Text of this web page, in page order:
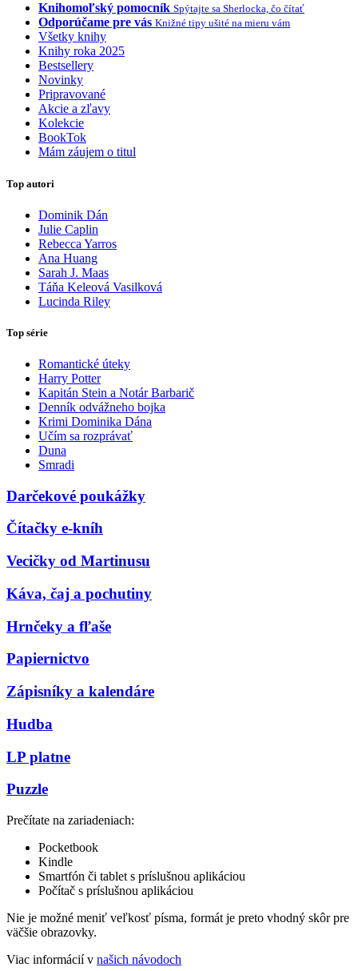
Knihomoľský pomocník Spýtajte sa Sherlocka, čo čítať
Odporúčame pre vás Knižné tipy ušité na mieru vám
Všetky knihy
Knihy roka 2025
Bestsellery
Novinky
Pripravované
Akcie a zľavy
Kolekcie
BookTok
Mám záujem o titul
Top autori
Dominik Dán
Julie Caplin
Rebecca Yarros
Ana Huang
Sarah J. Maas
Táňa Keleová Vasilková
Lucinda Riley
Top série
Romantické úteky
Harry Potter
Kapitán Stein a Notár Barbarič
Denník odvážneho bojka
Krimi Dominika Dána
Učím sa rozprávať
Duna
Smradi
Darčekové poukážky
Čítačky e-kníh
Vecičky od Martinusu
Káva, čaj a pochutiny
Hrnčeky a fľaše
Papiernictvo
Zápisníky a kalendáre
Hudba
LP platne
Puzzle
Prečítate na zariadeniach:
Pocketbook
Kindle
Smartfón či tablet s príslušnou aplikáciou
Počítač s príslušnou aplikáciou
Nie je možné meniť veľkosť písma, formát je preto vhodný skôr pre
väčšie obrazovky.
Viac informácií v našich návodoch